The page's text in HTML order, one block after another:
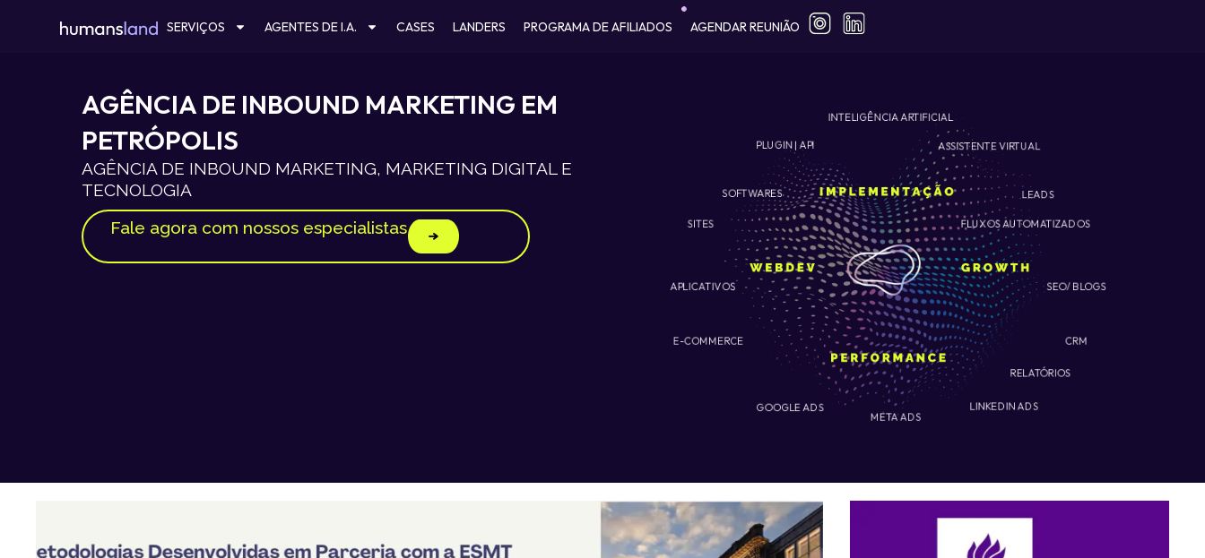
SERVIÇOS AGENTES DE I.A. CASES LANDERS PROGRAMA DE AFILIADOS AGENDAR REUNIÃO
AGÊNCIA DE INBOUND MARKETING EM
PETRÓPOLIS
AGÊNCIA DE INBOUND MARKETING, MARKETING DIGITAL E
TECNOLOGIA
Fale agora com nossos especialistas
GOOGLE ADS LINKEDIN ADS
APLICATIVOS
SITES
E-COMMERCE
META ADS
CRM
RELATÓRIOS
SEO/ BLOGS
FLUXOS AUTOMATIZADOS
INTELIGÊNCIA ARTIFICIAL
PLUGIN | API
SOFTWARES
ASSISTENTE VIRTUAL
LEADS